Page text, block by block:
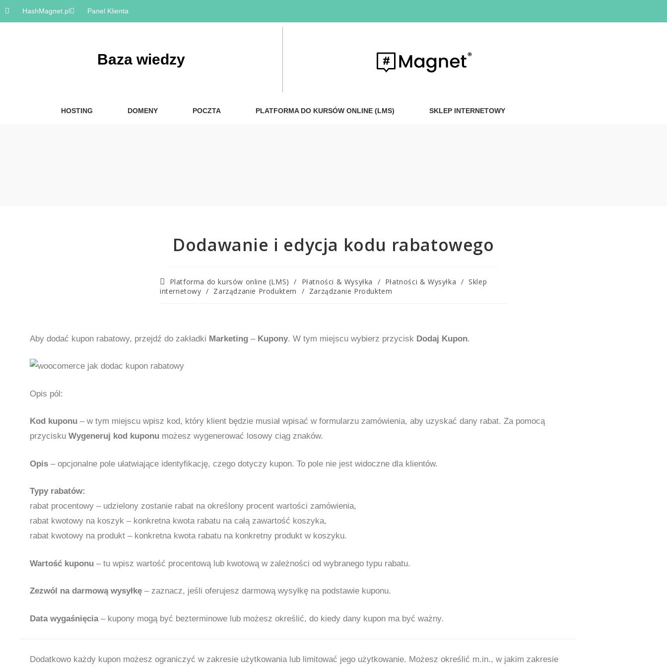
HashMagnet.pl Panel Klienta
Baza wiedzy
HOSTING DOMENY POCZTA PLATFORMA DO KURSÓW ONLINE (LMS) SKLEP INTERNETOWY
Dodawanie i edycja kodu rabatowego
Platforma do kursów online (LMS) / Płatności & Wysyłka / Płatności & Wysyłka / Sklep
internetowy / Zarządzanie Produktem / Zarządzanie Produktem
Aby dodać kupon rabatowy, przejdź do zakładki Marketing – Kupony. W tym miejscu wybierz przycisk Dodaj Kupon.
Opis pól:
Kod kuponu – w tym miejscu wpisz kod, który klient będzie musiał wpisać w formularzu zamówienia, aby uzyskać dany rabat. Za pomocą
przycisku Wygeneruj kod kuponu możesz wygenerować losowy ciąg znaków.
Opis – opcjonalne pole ułatwiające identyfikację, czego dotyczy kupon. To pole nie jest widoczne dla klientów.
Typy rabatów:
rabat procentowy – udzielony zostanie rabat na określony procent wartości zamówienia,
rabat kwotowy na koszyk – konkretna kwota rabatu na całą zawartość koszyka,
rabat kwotowy na produkt – konkretna kwota rabatu na konkretny produkt w koszyku.
Wartość kuponu – tu wpisz wartość procentową lub kwotową w zależności od wybranego typu rabatu.
Zezwól na darmową wysyłkę – zaznacz, jeśli oferujesz darmową wysyłkę na podstawie kuponu.
Data wygaśnięcia– kupony mogą być bezterminowe lub możesz określić, do kiedy dany kupon ma być ważny.
Dodatkowo każdy kupon możesz ograniczyć w zakresie użytkowania lub limitować jego użytkowanie. Możesz określić m.in., w jakim zakresie